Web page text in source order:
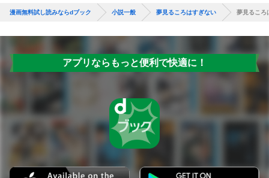
漫画無料試し読みならdブック 小説一般 夢見るころはすぎない 夢見るころ
アプリならもっと便利で快適に！